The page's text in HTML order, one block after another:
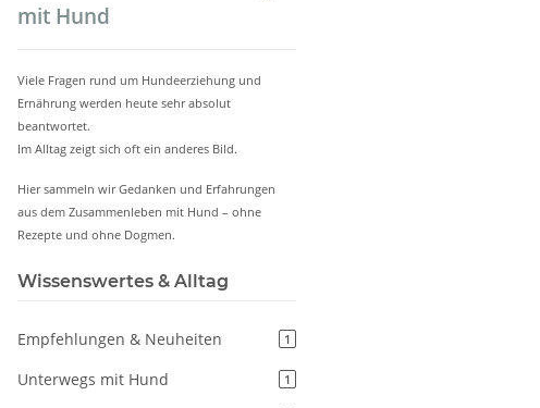
mit Hund
Viele Fragen rund um Hundeerziehung und
Ernährung werden heute sehr absolut
beantwortet.
Im Alltag zeigt sich oft ein anderes Bild.
Hier sammeln wir Gedanken und Erfahrungen
aus dem Zusammenleben mit Hund – ohne
Rezepte und ohne Dogmen.
Wissenswertes & Alltag
Empfehlungen & Neuheiten 1
Unterwegs mit Hund 1